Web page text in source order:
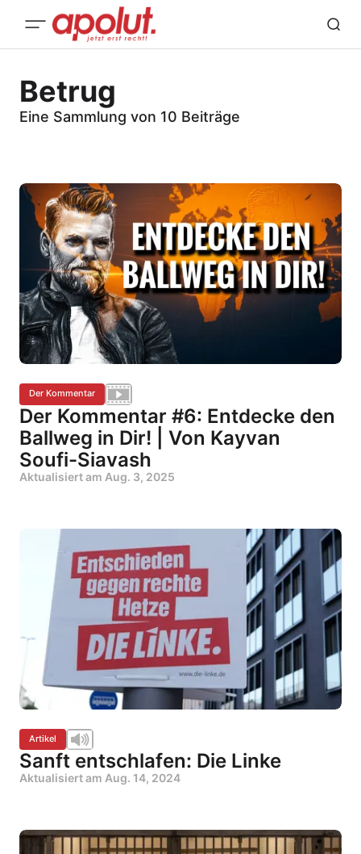
Betrug
Eine Sammlung von 10 Beiträge
Der Kommentar
Der Kommentar #6: Entdecke den
Ballweg in Dir! | Von Kayvan
Soufi-Siavash
Aktualisiert am Aug. 3, 2025
Artikel
Sanft entschlafen: Die Linke
Aktualisiert am Aug. 14, 2024